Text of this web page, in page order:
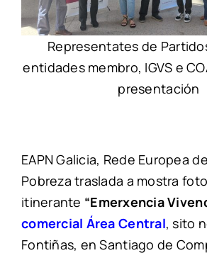
Representates de
entidades membro, IGVS e
presentación
EAPN Galicia, Rede Europea
Pobreza traslada a mostra
itinerante “Emerxencia
comercial Área Central, sito
Fontiñas, en Santiago de